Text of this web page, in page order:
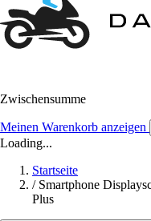
Zwischensumme
Meinen Warenkorb anzeigen
Loading...
Startseite
/ Smartphone
Plus